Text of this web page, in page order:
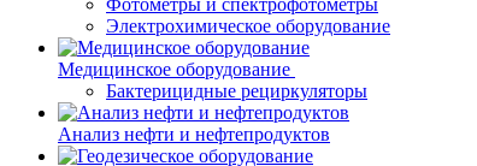
Фотометры и спектрофотометры
Электрохимическое оборудование
Медицинское оборудование
Бактерицидные рециркуляторы
Анализ нефти и нефтепродуктов